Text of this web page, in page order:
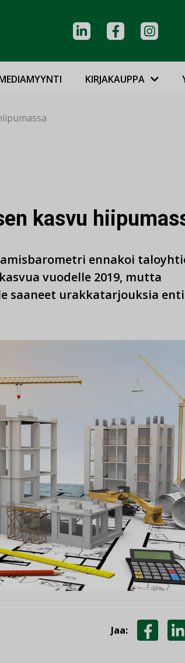
KIRJAKAUPPA
kasvu
ennakoi
vuodelle 2019, mutta
saaneet urakkatarjouksia
Jaa: